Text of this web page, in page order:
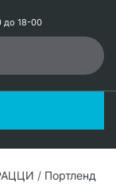
до 18-00
/ Портленд